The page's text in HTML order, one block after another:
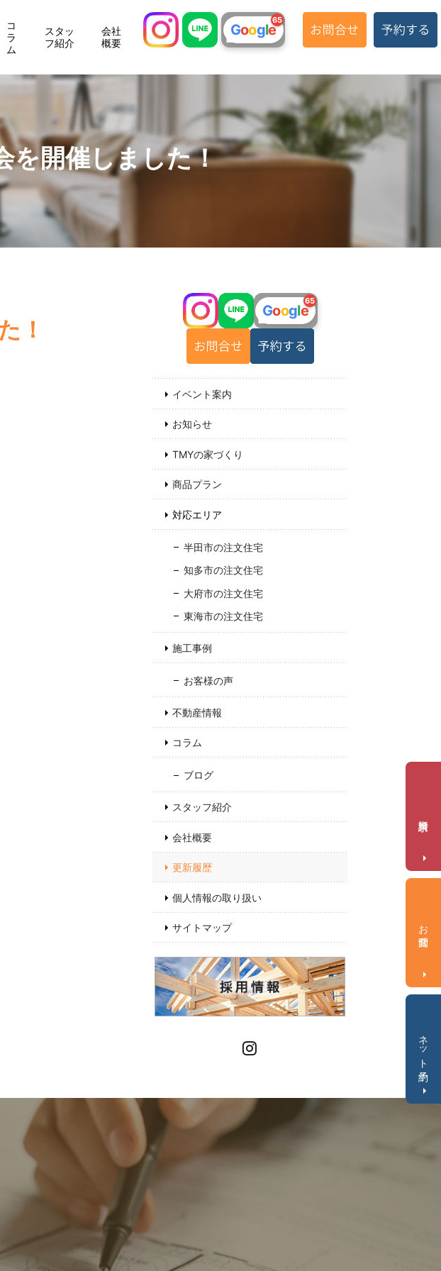
を開催しました！
！
Google
65
イベント案内
お知らせ
TMYの家づくり
商品プラン
対応エリア
半田市の注文住宅
知多市の注文住宅
大府市の注文住宅
東海市の注文住宅
施工事例
お客様の声
不動産情報
コラム
ブログ
スタッフ紹介
会社概要
更新履歴
個人情報の取り扱い
サイトマップ
コ
ラ
ム
スタッ
フ紹介
会社
概要
Google
65
お問合せ
ネット予約